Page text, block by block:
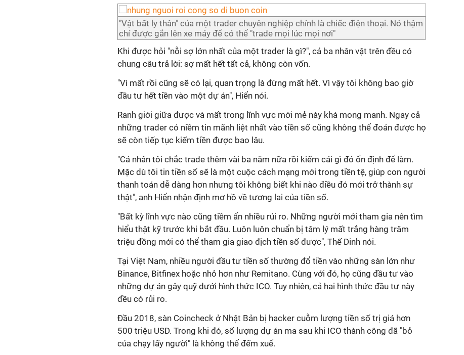
"Vật bất ly thân" của một trader chuyên nghiệp chính là chiếc điện thoại. Nó thậm
chí được gắn lên xe máy để có thể "trade mọi lúc mọi nơi"
Khi được hỏi "nỗi sợ lớn nhất của một trader là gì?", cả ba nhân vật trên đều có
chung câu trả lời: sợ mất hết tất cả, không còn vốn.
"Vì mất rồi cũng sẽ có lại, quan trọng là đừng mất hết. Vì vậy tôi không bao giờ
đầu tư hết tiền vào một dự án", Hiển nói.
Ranh giới giữa được và mất trong lĩnh vực mới mẻ này khá mong manh. Ngay cả
những trader có niềm tin mãnh liệt nhất vào tiền số cũng không thể đoán được họ
sẽ còn tiếp tục kiếm tiền được bao lâu.
"Cá nhân tôi chắc trade thêm vài ba năm nữa rồi kiếm cái gì đó ổn định để làm.
Mặc dù tôi tin tiền số sẽ là một cuộc cách mạng mới trong tiền tệ, giúp con người
thanh toán dễ dàng hơn nhưng tôi không biết khi nào điều đó mới trở thành sự
thật", anh Hiển nhận định mơ hồ về tương lai của tiền số.
"Bất kỳ lĩnh vực nào cũng tiềm ẩn nhiều rủi ro. Những người mới tham gia nên tìm
hiểu thật kỹ trước khi bắt đầu. Luôn luôn chuẩn bị tâm lý mất trắng hàng trăm
triệu đồng mới có thể tham gia giao địch tiền số được", Thế Dinh nói.
Tại Việt Nam, nhiều người đầu tư tiền số thường đổ tiền vào những sàn lớn như
Binance, Bitfinex hoặc nhỏ hơn như Remitano. Cùng với đó, họ cũng đầu tư vào
những dự án gây quỹ dưới hình thức ICO. Tuy nhiên, cả hai hình thức đầu tư này
đều có rủi ro.
Đầu 2018, sàn Coincheck ở Nhật Bản bị hacker cuỗm lượng tiền số trị giá hơn
500 triệu USD. Trong khi đó, số lượng dự án ma sau khi ICO thành công đã "bỏ
của chạy lấy người" là không thể đếm xuể.